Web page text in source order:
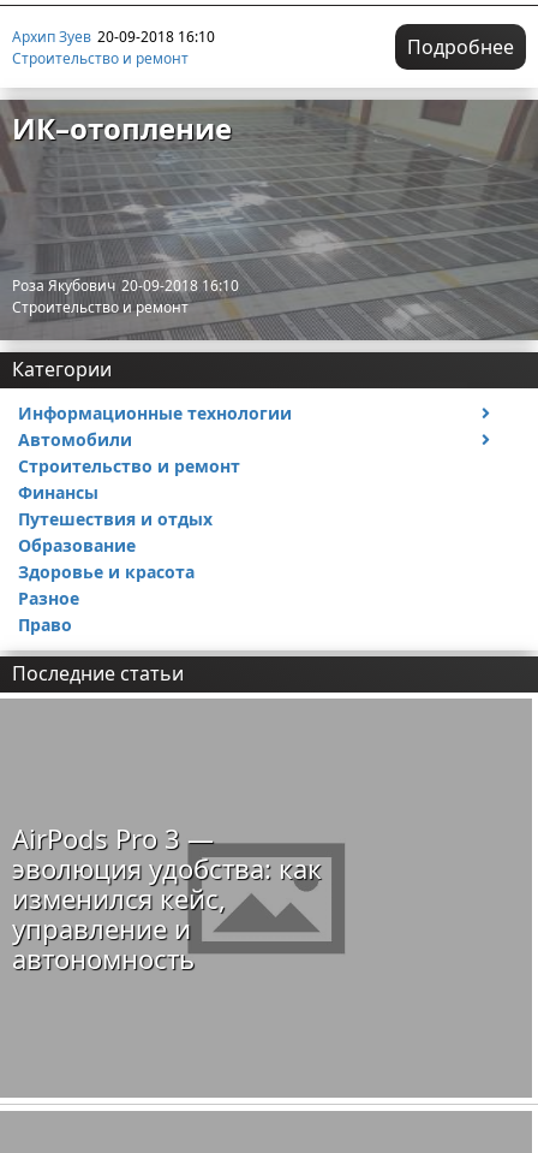
Архип Зуев 20-09-2018 16:10
Строительство и ремонт
Подробнее
ИК–отопление
Роза Якубович 20-09-2018 16:10
Строительство и ремонт
Категории
Информационные технологии
Тесты и обзоры устройств
Автомобили
Ремонт авто
Строительство и ремонт
Финансы
Путешествия и отдых
Образование
Здоровье и красота
Разное
Право
Последние статьи
AirPods Pro 3 —
эволюция удобства: как
изменился кейс,
управление и
автономность